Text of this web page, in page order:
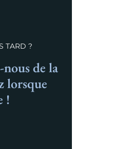
TARD ?
de la
lorsque
!